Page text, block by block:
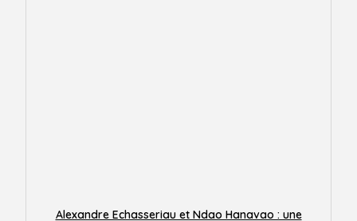
Alexandre Echasseriau et Ndao Hanavao : une